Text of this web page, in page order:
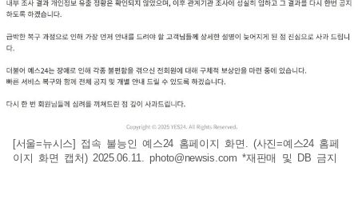
[서울=뉴시스] 접속 불능인 예스24 홈페이지 화면. (사진=예스24 홈페
이지 화면 캡처) 2025.06.11.photo@newsis.com *재판매 및 DB 금지